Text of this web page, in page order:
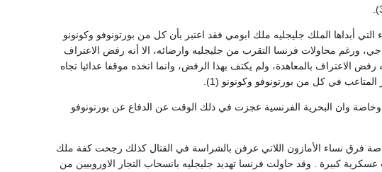
أبداها الملك جليجليه ملك ابومي فقد اعتبر بأن كل من بورتونوفو وكونونو
ورغم محاولات فرنسا التقرب من جليجليه وارضائه، الا أنه رفض الاعتراف
الاعتراف بالمعاهدة، ولم يكتف بهذا الرفض، وانما اتخذه موقفا عدائيا تجاه
وان البحرية الفرنسية عجزت في ذلك الوقت عن الدفاع عن بورتونوفو
فرق نساء الأمازون اللاتي عرفن بالشراسة في القتال كذلك رجحت كفة ملك
كبيرة . وقد حاولت فرنسا تهديد جليجليه بانسحاب التجار الاوروبيين من